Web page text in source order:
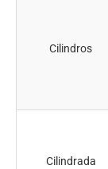
Cilindros
Cilindrada